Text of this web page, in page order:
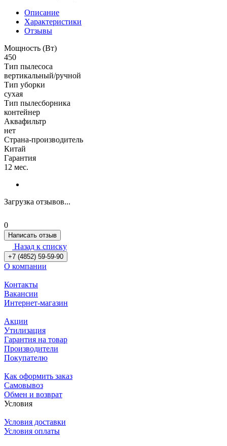
Описание
Характеристики
Отзывы
Мощность (Вт)
450
Тип пылесоса
вертикальный/ручной
Тип уборки
сухая
Тип пылесборника
контейнер
Аквафильтр
нет
Страна-производитель
Китай
Гарантия
12 мес.
Загрузка отзывов...
0
Написать отзыв
Назад к списку
+7 (4852) 59-59-90
О компании
Контакты
Вакансии
Интернет-магазин
Акции
Утилизация
Гарантия на товар
Производители
Покупателю
Как оформить заказ
Самовывоз
Обмен и возврат
Условия
Условия доставки
Условия оплаты